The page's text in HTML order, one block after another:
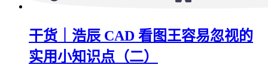
干货｜浩辰 CAD 看图王容易忽视的
实用小知识点（二）